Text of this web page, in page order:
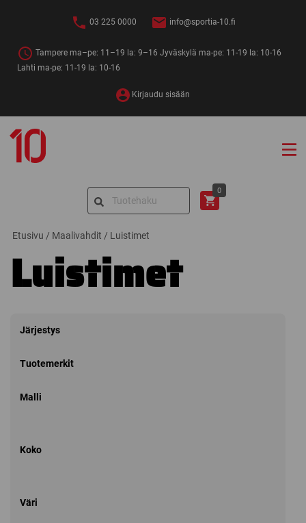
03 225 0000 info@sportia-10.fi
Tampere ma–pe: 11–19 la: 9–16 Jyväskylä ma-pe: 11-19 la: 10-16
Lahti ma-pe: 11-19 la: 10-16
Kirjaudu sisään
10
Search
0
Etusivu / Maalivahdit / Luistimet
Luistimet
Järjestys
Tuotemerkit
Malli
Koko
Väri